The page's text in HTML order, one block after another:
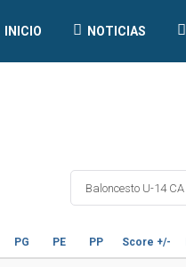
INICIO NOTICIAS
PG PE PP Score +/-